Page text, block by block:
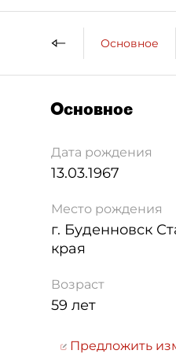
Основное
Основное
Дата рождения
13.03.1967
Место рождения
г. Буденновск
края
Возраст
59 лет
Предложить